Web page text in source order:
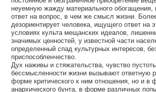
неуемную жажду материального обогащения,
ответ на вопрос, в чем же смысл жизни.
дезориентирует человека, ищущего ответ на
условиях культа мещанских идеалов,
значимых ценностей, у известной части
определенный спад культурных интересов,
приспособленчество.
Дух наживы и стяжательства, чувство
бессмысленности жизни вызывают ответную
форме критического к ним отношения, но и в
анархического бунта, в форме различных